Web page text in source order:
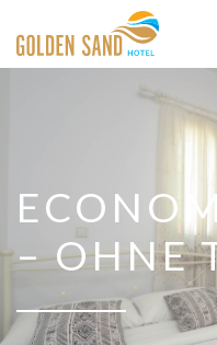
– OHNE